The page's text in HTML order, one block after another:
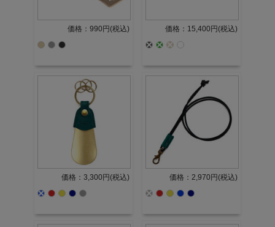
価格：990円(税込) 価格：15,400円(税込)
価格：3,300円(税込) 価格：2,970円(税込)